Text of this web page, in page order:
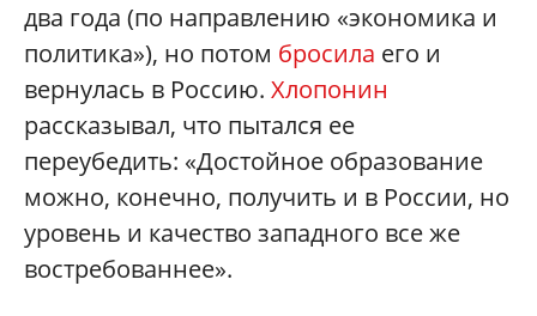
два года (по направлению «экономика и
политика»), но потом бросила его и
вернулась в Россию. Хлопонин
рассказывал, что пытался ее
переубедить: «Достойное образование
можно, конечно, получить и в России, но
уровень и качество западного все же
востребованнее».